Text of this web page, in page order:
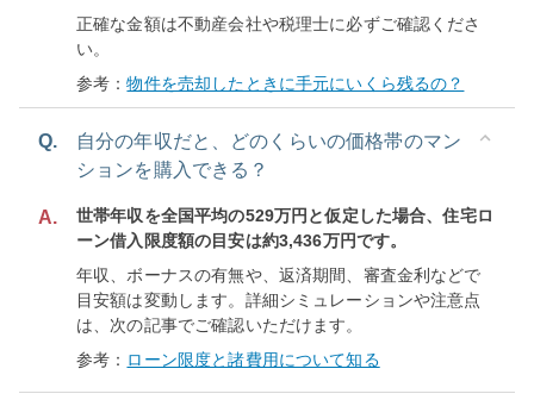
正確な金額は不動産会社や税理士に必ずご確認くださ
い。
参考：物件を売却したときに手元にいくら残るの？
Q.
自分の年収だと、どのくらいの価格帯のマン
ションを購入できる？
A.
世帯年収を全国平均の529万円と仮定した場合、住宅ロ
ーン借入限度額の目安は約3,436万円です。
年収、ボーナスの有無や、返済期間、審査金利などで
目安額は変動します。詳細シミュレーションや注意点
は、次の記事でご確認いただけます。
参考： ローン限度と諸費用について知る